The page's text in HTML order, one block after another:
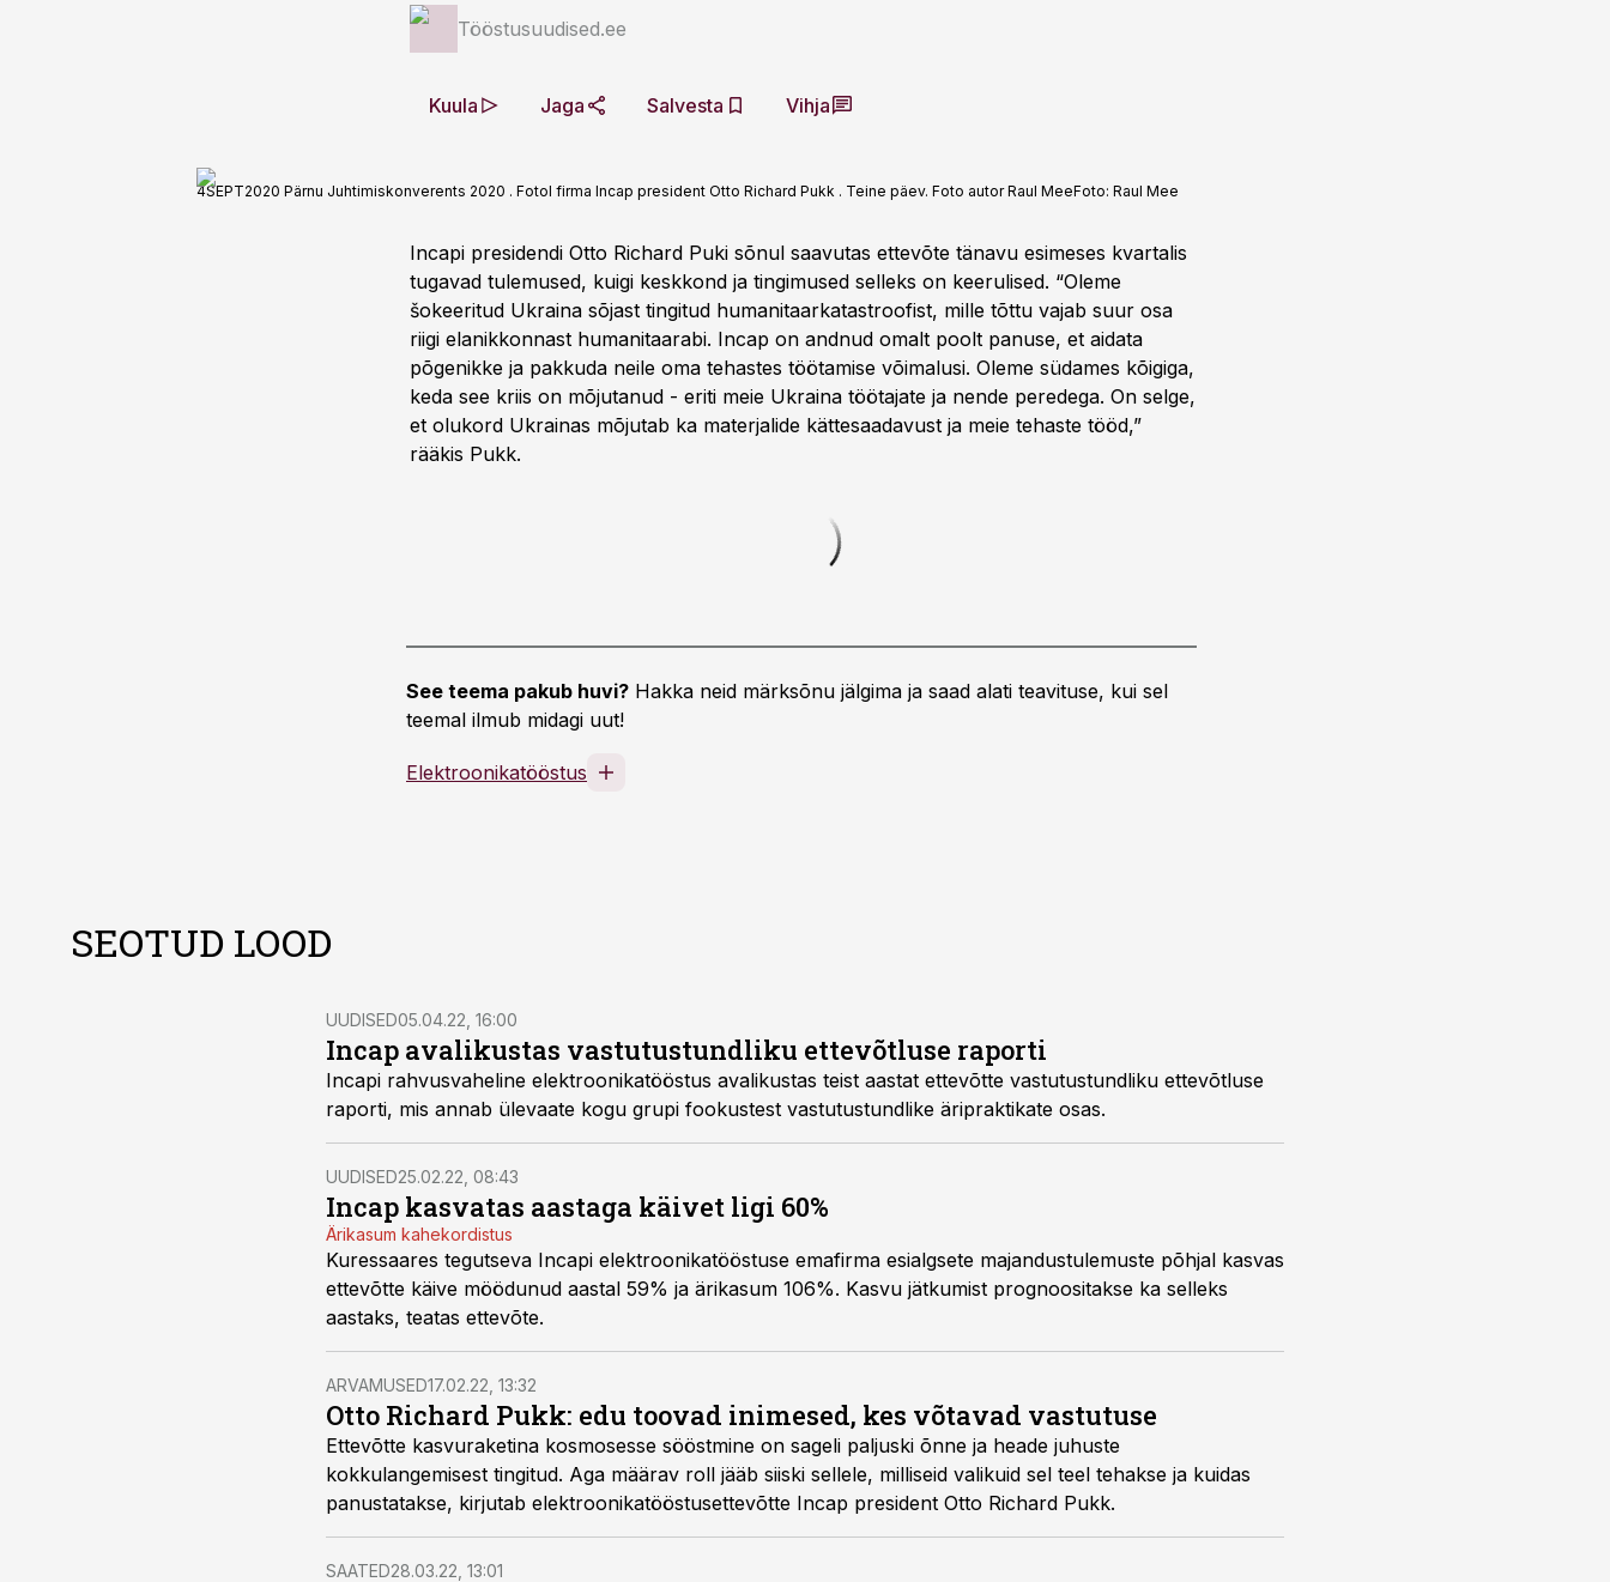
Tööstusuudised.ee
Kuula Jaga Salvesta Vihja
4SEPT2020 Pärnu Juhtimiskonverents 2020 . Fotol firma Incap president Otto Richard Pukk . Teine päev. Foto autor Raul MeeFoto: Raul Mee
Incapi presidendi Otto Richard Puki sõnul saavutas ettevõte tänavu esimeses kvartalis
tugavad tulemused, kuigi keskkond ja tingimused selleks on keerulised. “Oleme
šokeeritud Ukraina sõjast tingitud humanitaarkatastroofist, mille tõttu vajab suur osa
riigi elanikkonnast humanitaarabi. Incap on andnud omalt poolt panuse, et aidata
põgenikke ja pakkuda neile oma tehastes töötamise võimalusi. Oleme südames kõigiga,
keda see kriis on mõjutanud - eriti meie Ukraina töötajate ja nende peredega. On selge,
et olukord Ukrainas mõjutab ka materjalide kättesaadavust ja meie tehaste tööd,”
rääkis Pukk.
See teema pakub huvi? Hakka neid märksõnu jälgima ja saad alati teavituse, kui sel
teemal ilmub midagi uut!
Elektroonikatööstus
SEOTUD LOOD
UUDISED05.04.22, 16:00
Incap avalikustas vastutustundliku ettevõtluse raporti
Incapi rahvusvaheline elektroonikatööstus avalikustas teist aastat ettevõtte vastutustundliku ettevõtluse
raporti, mis annab ülevaate kogu grupi fookustest vastutustundlike äripraktikate osas.
UUDISED25.02.22, 08:43
Incap kasvatas aastaga käivet ligi 60%
Ärikasum kahekordistus
Kuressaares tegutseva Incapi elektroonikatööstuse emafirma esialgsete majandustulemuste põhjal kasvas
ettevõtte käive möödunud aastal 59% ja ärikasum 106%. Kasvu jätkumist prognoositakse ka selleks
aastaks, teatas ettevõte.
ARVAMUSED17.02.22, 13:32
Otto Richard Pukk: edu toovad inimesed, kes võtavad vastutuse
Ettevõtte kasvuraketina kosmosesse sööstmine on sageli paljuski õnne ja heade juhuste
kokkulangemisest tingitud. Aga määrav roll jääb siiski sellele, milliseid valikuid sel teel tehakse ja kuidas
panustatakse, kirjutab elektroonikatööstusettevõtte Incap president Otto Richard Pukk.
SAATED28.03.22, 13:01